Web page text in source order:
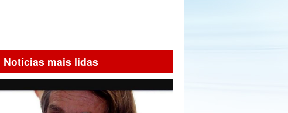
Notícias mais lidas